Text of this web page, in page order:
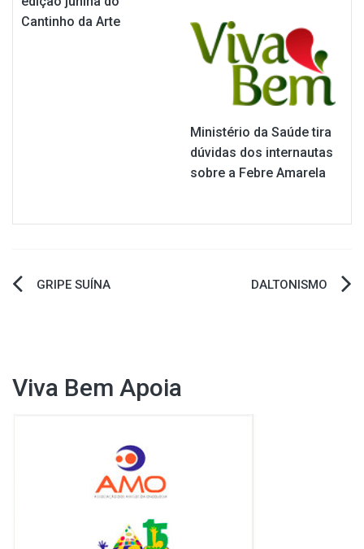
Cantinho da Arte
Ministério da Saúde tira
dúvidas dos internautas
sobre a Febre Amarela
Navegação
GRIPE SUÍNA DALTONISMO
Viva Bem Apoia